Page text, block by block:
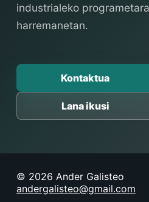
industrialeko
harremanetan.
Kontaktua
Lana ikusi
© 2026 Ander Galisteo
andergalisteo@gmail.com